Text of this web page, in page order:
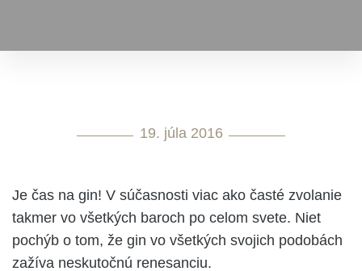
19. júla 2016
Je čas na gin! V súčasnosti viac ako časté zvolanie
takmer vo všetkých baroch po celom svete. Niet
pochýb o tom, že gin vo všetkých svojich podobách
zažíva neskutočnú renesanciu.